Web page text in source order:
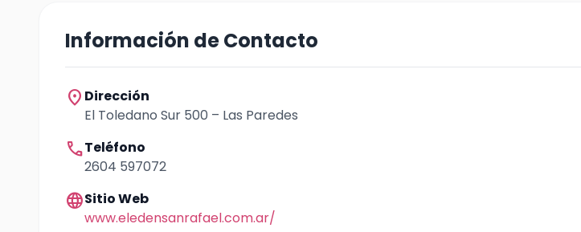
Información de Contacto
location_on Dirección
El Toledano Sur 500 – Las Paredes
callTeléfono
2604 597072
languageSitio Web
www.eledensanrafael.com.ar/